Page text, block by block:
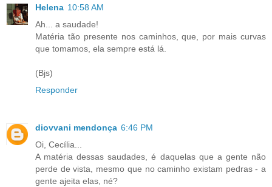
Helena 10:58 AM
Ah... a saudade!
Matéria tão presente nos caminhos, que, por mais curvas
que tomamos, ela sempre está lá.
(Bjs)
Responder
diovvani mendonça 6:46 PM
Oi, Cecília...
A matéria dessas saudades, é daquelas que a gente não
perde de vista, mesmo que no caminho existam pedras - a
gente ajeita elas, né?